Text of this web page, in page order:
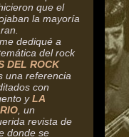
que el
la mayoría
dediqué a
del rock
DEL ROCK
una referencia
con
yLA
, un
revista de
donde se